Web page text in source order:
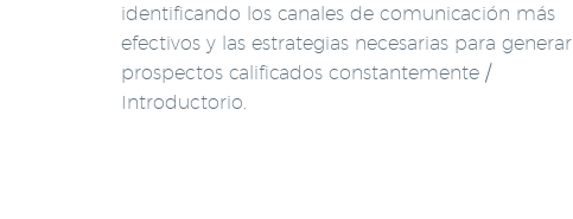
identificando los canales de comunicación más
efectivos y las estrategias necesarias para generar
prospectos calificados constantemente /
Introductorio.